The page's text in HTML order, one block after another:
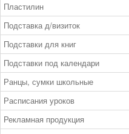
Пластилин
Подставка д/визиток
Подставки для книг
Подставки под календари
Ранцы, сумки школьные
Расписания уроков
Рекламная продукция